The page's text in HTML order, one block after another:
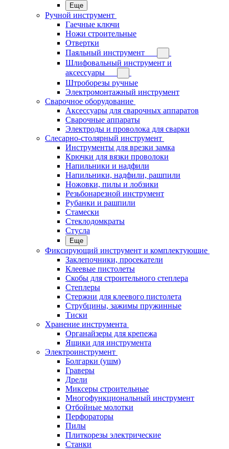
Еще
Ручной инструмент
Гаечные ключи
Ножи строительные
Отвертки
Паяльный инструмент
Шлифовальный инструмент и
аксессуары
Штроборезы ручные
Электромонтажный инструмент
Сварочное оборудование
Аксессуары для сварочных аппаратов
Сварочные аппараты
Электроды и проволока для сварки
Слесарно-столярный инструмент
Инструменты для врезки замка
Крючки для вязки проволоки
Напильники и надфили
Напильники, надфили, рашпили
Ножовки, пилы и лобзики
Резьбонарезной инструмент
Рубанки и рашпили
Стамески
Стеклодомкраты
Стусла
Еще
Фиксирующий инструмент и комплектующие
Заклепочники, просекатели
Клеевые пистолеты
Скобы для строительного степлера
Степлеры
Стержни для клеевого пистолета
Струбцины, зажимы пружинные
Тиски
Хранение инструмента
Органайзеры для крепежа
Ящики для инструмента
Электроинструмент
Болгарки (ушм)
Граверы
Дрели
Миксеры строительные
Многофункциональный инструмент
Отбойные молотки
Перфораторы
Пилы
Плиткорезы электрические
Станки